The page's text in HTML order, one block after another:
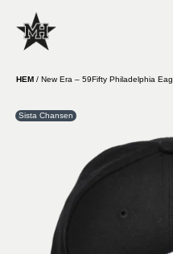
HEM / New Era – 59Fifty Philadelphia
Sista Chansen